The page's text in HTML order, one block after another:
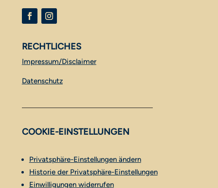
RECHTLICHES
Impressum/Disclaimer
Datenschutz
COOKIE-EINSTELLUNGEN
Privatsphäre-Einstellungen ändern
Historie der Privatsphäre-Einstellungen
Einwilligungen widerrufen